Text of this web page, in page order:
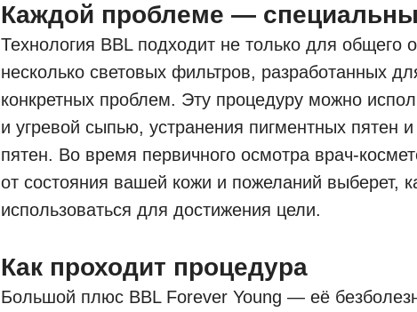
Каждой проблеме —
Технология BBL подходит не только для общего
несколько световых фильтров, разработанных
конкретных проблем. Эту процедуру можно
и угревой сыпью, устранения пигментных пятен
пятен. Во время первичного осмотра врач-
от состояния вашей кожи и пожеланий выберет,
использоваться для достижения цели.
Как проходит процедура
Большой плюс BBL Forever Young — её